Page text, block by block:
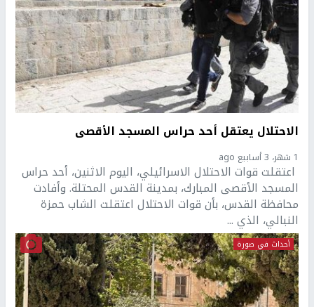
الاحتلال يعتقل أحد حراس المسجد الأقصى
1 شهر، 3 أسابيع ago
اعتقلت قوات الاحتلال الاسرائيلي، اليوم الاثنين، أحد حراس
المسجد الأقصى المبارك، بمدينة القدس المحتلة. وأفادت
محافظة القدس، بأن قوات الاحتلال اعتقلت الشاب حمزة
النبالي، الذي ...
أحداث في صورة